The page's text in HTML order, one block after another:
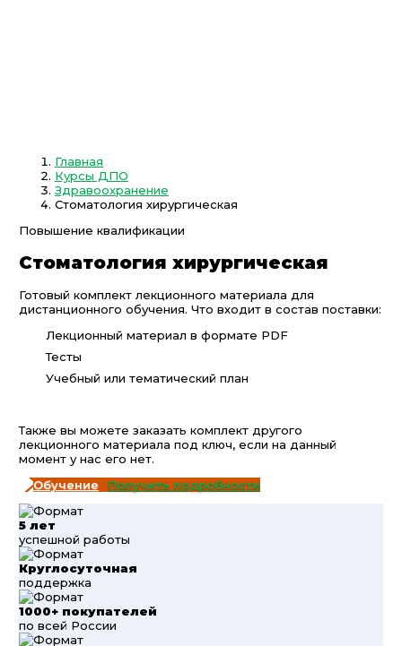
Главная
Курсы ДПО
Здравоохранение
Стоматология хирургическая
Повышение квалификации
Стоматология хирургическая
Готовый комплект лекционного материала для
дистанционного обучения. Что входит в состав поставки:
Лекционный материал в формате PDF
Тесты
Учебный или тематический план
Также вы можете заказать комплект другого
лекционного материала под ключ, если на данный
момент у нас его нет.
Получить подробности
5 лет
успешной работы
Круглосуточная
поддержка
1000+ покупателей
по всей России